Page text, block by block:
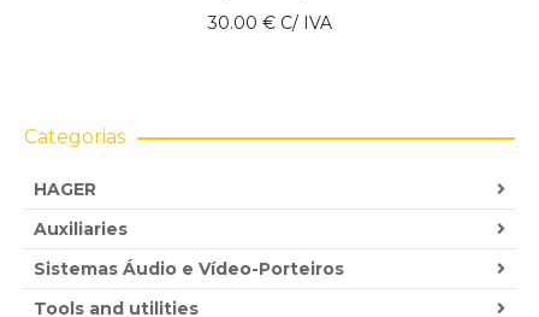
30.00 €C/ IVA
Categorias
HAGER
Auxiliaries
Sistemas Áudio e Vídeo-Porteiros
Tools and utilities